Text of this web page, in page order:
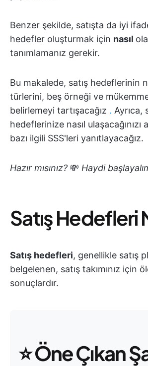
Benzer şekilde, satışta da iyi
hedefler oluşturmak için nasıl
tanımlamanız gerekir.
Bu makalede, satış hedeflerinin
türlerini, beş örneği ve
belirlemeyi tartışacağız . Ayrıca,
hedeflerinize nasıl ulaşacağınızı
bazı ilgili SSS'leri yanıtlayacağız.
Hazır mısınız? 💸 Haydi
Satış Hedefleri
Satış hedefleri, genellikle satış
belgelenen, satış takımınız için
sonuçlardır.
⭐Öne Çıkan